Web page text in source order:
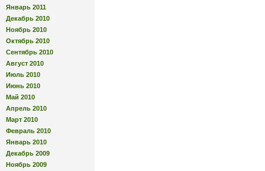
Январь 2011
Декабрь 2010
Ноябрь 2010
Октябрь 2010
Сентябрь 2010
Август 2010
Июль 2010
Июнь 2010
Май 2010
Апрель 2010
Март 2010
Февраль 2010
Январь 2010
Декабрь 2009
Ноябрь 2009